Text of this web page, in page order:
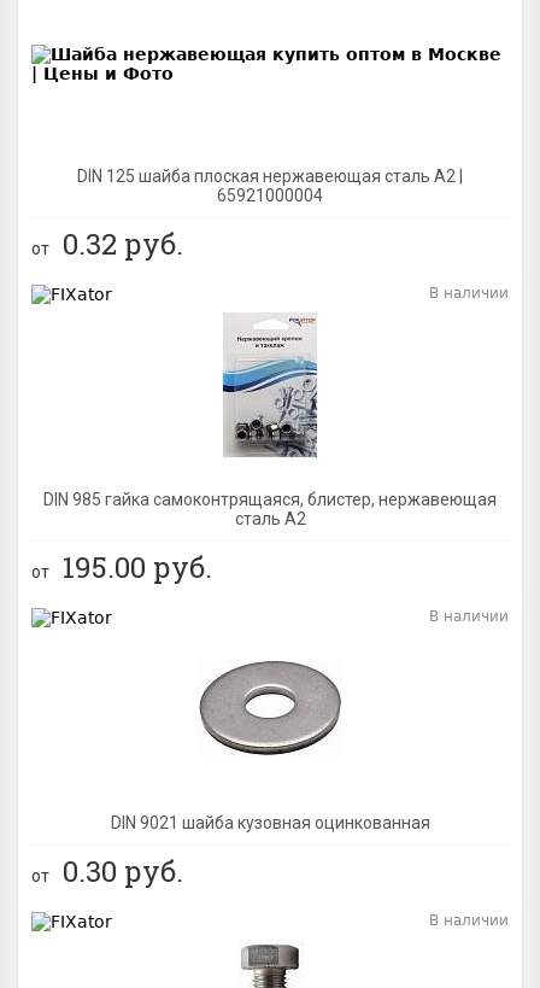
DIN 125 шайба плоская нержавеющая сталь A2 |
65921000004
от 0.32 руб.
DIN 985 гайка самоконтрящаяся, блистер, нержавеющая
сталь A2
В наличии
от 195.00 руб.
DIN 9021 шайба кузовная оцинкованная
В наличии
от 0.30 руб.
В наличии